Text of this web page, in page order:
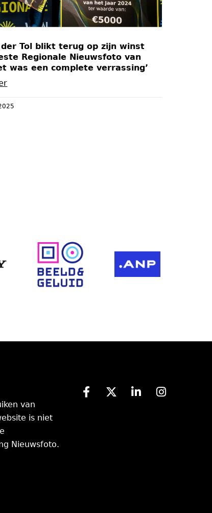
der Tol blikt terug op zijn winst
Regionale Nieuwsfoto van
was een complete verrassing’
van
is niet
Nieuwsfoto.